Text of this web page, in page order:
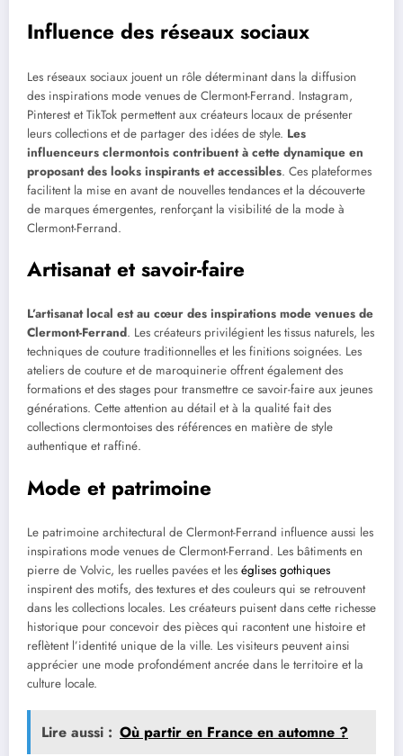
Influence des réseaux sociaux
Les réseaux sociaux jouent un rôle déterminant dans la diffusion
des inspirations mode venues de Clermont-Ferrand. Instagram,
Pinterest et TikTok permettent aux créateurs locaux de présenter
leurs collections et de partager des idées de style. Les
influenceurs clermontois contribuent à cette dynamique en
proposant des looks inspirants et accessibles. Ces plateformes
facilitent la mise en avant de nouvelles tendances et la découverte
de marques émergentes, renforçant la visibilité de la mode à
Clermont-Ferrand.
Artisanat et savoir-faire
L’artisanat local est au cœur des inspirations mode venues de
Clermont-Ferrand. Les créateurs privilégient les tissus naturels, les
techniques de couture traditionnelles et les finitions soignées. Les
ateliers de couture et de maroquinerie offrent également des
formations et des stages pour transmettre ce savoir-faire aux jeunes
générations. Cette attention au détail et à la qualité fait des
collections clermontoises des références en matière de style
authentique et raffiné.
Mode et patrimoine
Le patrimoine architectural de Clermont-Ferrand influence aussi les
inspirations mode venues de Clermont-Ferrand. Les bâtiments en
pierre de Volvic, les ruelles pavées et les églises gothiques
inspirent des motifs, des textures et des couleurs qui se retrouvent
dans les collections locales. Les créateurs puisent dans cette richesse
historique pour concevoir des pièces qui racontent une histoire et
reflètent l’identité unique de la ville. Les visiteurs peuvent ainsi
apprécier une mode profondément ancrée dans le territoire et la
culture locale.
Lire aussi : Où partir en France en automne ?